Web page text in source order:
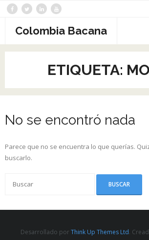
Saltar
contenidoColombia Bacana
ETIQUETA:
No se encontró nada
Parece que no se encuentra lo que querías.
buscarlo.
Desarrollado porThink Up Themes Ltd.